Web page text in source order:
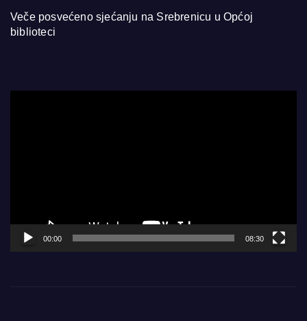
Veče posvećeno sjećanju na Srebrenicu u Općoj
biblioteci
00:00 08:30